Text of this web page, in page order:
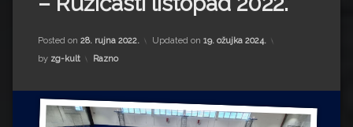
Impressum
Milenko Strižak
Drugi autori
Drugi autori
Ljiljana Lekanić-Kljaić
Posted on 28. rujna 2022. Updated on 19. ožujka 2024.
by zg-kult Kategorije:
Razno